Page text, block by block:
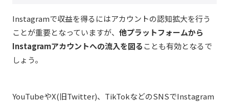
Instagramで収益を得るにはアカウントの認知拡大を行う
ことが重要となっていますが、 他プラットフォームから
Instagramアカウントへの流入を図ることも有効となるで
しょう。
YouTubeやX(旧Twitter)、TikTokなどのSNSでInstagram